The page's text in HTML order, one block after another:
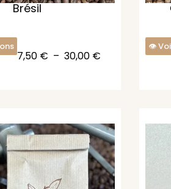
Brésil
7,50 € – 30,00 €